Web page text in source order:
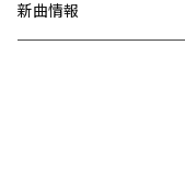
新曲情報